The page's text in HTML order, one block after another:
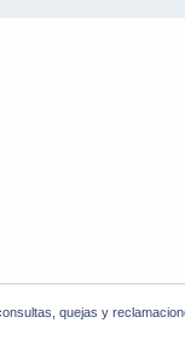
quejas y